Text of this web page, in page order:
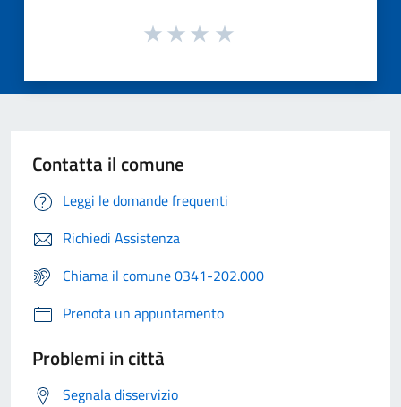
Contatta il comune
Leggi le domande frequenti
Richiedi Assistenza
Chiama il comune 0341-202.000
Prenota un appuntamento
Problemi in città
Segnala disservizio